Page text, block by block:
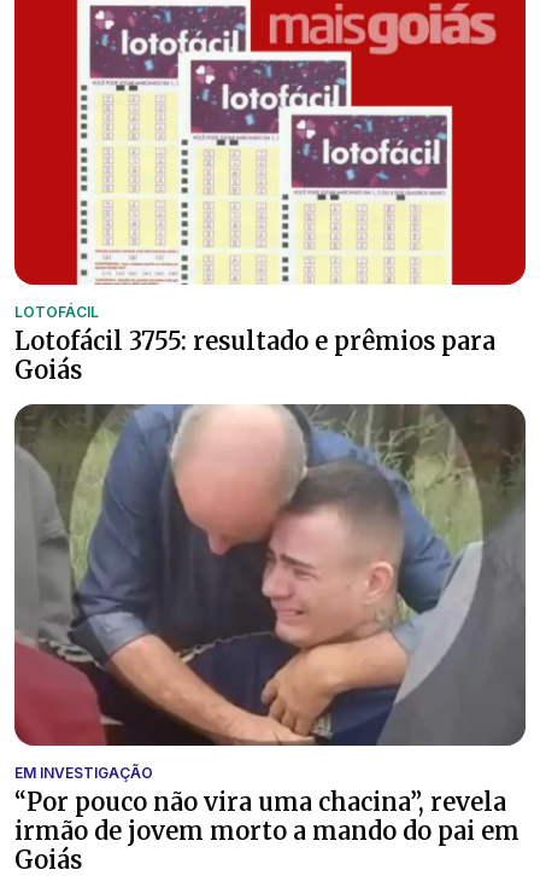
LOTOFÁCIL
Lotofácil 3755: resultado e prêmios para
Goiás
EM INVESTIGAÇÃO
“Por pouco não vira uma chacina”, revela
irmão de jovem morto a mando do pai em
Goiás